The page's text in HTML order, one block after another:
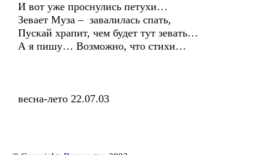
И вот уже проснулись петухи…
Зевает Муза – завалилась спать,
Пускай храпит, чем будет тут зевать…
А я пишу… Возможно, что стихи…
весна-лето 22.07.03